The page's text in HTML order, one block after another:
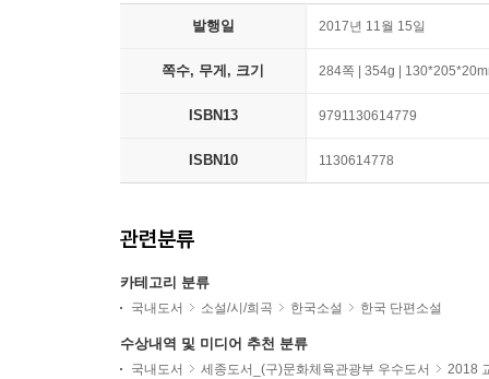
발행일 2017년 11월 15일
쪽수, 무게, 크기 284쪽 | 354g |
ISBN13 9791130614779
ISBN10 1130614778
관련분류
카테고리 분류
국내도서 소설/시/희곡 한국소설 한국 단편소설
수상내역 및 미디어 추천 분류
국내도서 세종도서_(구)문화체육관광부 우수도서
2018